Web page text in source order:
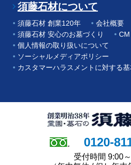
須藤石材について
須藤石材 創業120年 会社概要
須藤石材 安心のお墓づくり
CM
個人情報の取り扱いについて
ソーシャルメディアポリシー
カスタマーハラスメントに対する
0120-
受付時間 9:00